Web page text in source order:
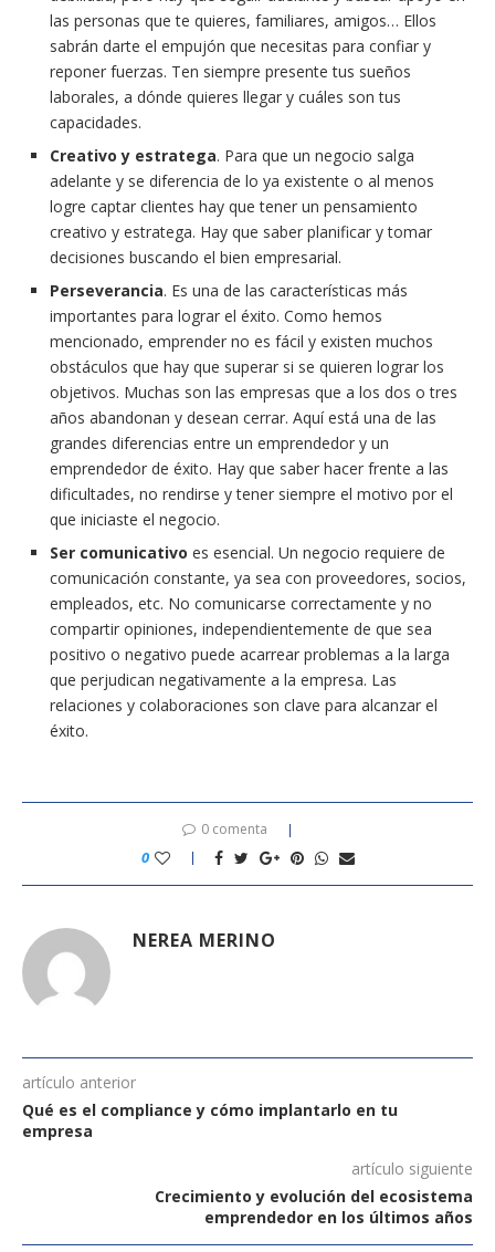
las personas que te quieres, familiares, amigos… Ellos
sabrán darte el empujón que necesitas para confiar y
reponer fuerzas. Ten siempre presente tus sueños
laborales, a dónde quieres llegar y cuáles son tus
capacidades.
Creativo y estratega. Para que un negocio salga
adelante y se diferencia de lo ya existente o al menos
logre captar clientes hay que tener un pensamiento
creativo y estratega. Hay que saber planificar y tomar
decisiones buscando el bien empresarial.
Perseverancia. Es una de las características más
importantes para lograr el éxito. Como hemos
mencionado, emprender no es fácil y existen muchos
obstáculos que hay que superar si se quieren lograr los
objetivos. Muchas son las empresas que a los dos o tres
años abandonan y desean cerrar. Aquí está una de las
grandes diferencias entre un emprendedor y un
emprendedor de éxito. Hay que saber hacer frente a las
dificultades, no rendirse y tener siempre el motivo por el
que iniciaste el negocio.
Ser comunicativo es esencial. Un negocio requiere de
comunicación constante, ya sea con proveedores, socios,
empleados, etc. No comunicarse correctamente y no
compartir opiniones, independientemente de que sea
positivo o negativo puede acarrear problemas a la larga
que perjudican negativamente a la empresa. Las
relaciones y colaboraciones son clave para alcanzar el
éxito.
0 comenta
0
NEREA MERINO
artículo anterior
Qué es el compliance y cómo implantarlo en tu
empresa
artículo siguiente
Crecimiento y evolución del ecosistema
emprendedor en los últimos años